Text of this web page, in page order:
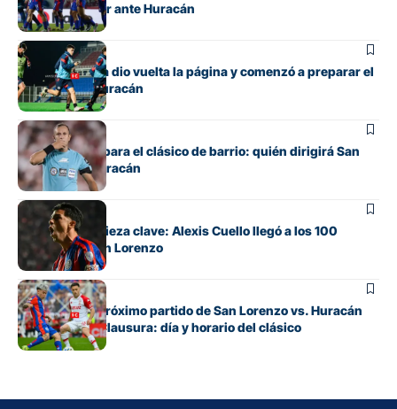
intentará cortar ante Huracán
Fútbol
San Lorenzo ya dio vuelta la página y comenzó a preparar el
clásico ante Huracán
Fútbol
Ya hay árbitro para el clásico de barrio: quién dirigirá San
Lorenzo vs. Huracán
Fútbol
De apuesta a pieza clave: Alexis Cuello llegó a los 100
partidos en San Lorenzo
Fútbol
Cuándo es el próximo partido de San Lorenzo vs. Huracán
por el Torneo Clausura: día y horario del clásico